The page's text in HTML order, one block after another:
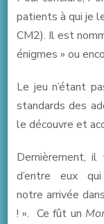
patients à qui je
CM2). Il est
énigmes » ou
Le jeu n’étant
standards des
le découvre et
Dernièrement,
d’entre eux
notre arrivée
! ». Ce fût un